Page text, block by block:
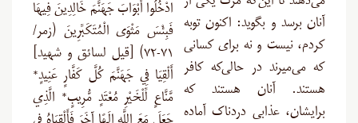
می‌دهند تا این‌که مرگ یکی از
آنان برسد و بگوید: اکنون توبه
کردم، نیست و نه برای کسانی
که می‌میرند در حالی‌که کافر
هستند. آنان هستند که
برایشان، عذابی دردناک آماده
ادْخُلُوا أَبْوَابَ جَهَنَّمَ خَالِدِينَ فِيهَا
فَبِئْسَ مَثْوَى الْمُتَكَبِّرِينَ (زمر/
۷۱-۷۲) [قيل لسائق و شهيد]
أَلْقِيَا فِي جَهَنَّمَ كُلَّ كَفَّارٍ عَنِيدٍ*
مَّنَّاعٍ لِّلْخَيْرِ مُعْتَدٍ مُّرِيبٍ* الَّذِي